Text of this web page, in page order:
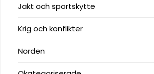
Jakt och sportskytte
Krig och konflikter
Norden